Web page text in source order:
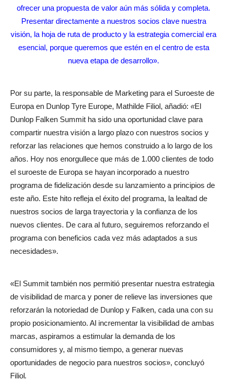
ofrecer una propuesta de valor aún más sólida y completa.
Presentar directamente a nuestros socios clave nuestra
visión, la hoja de ruta de producto y la estrategia comercial era
esencial, porque queremos que estén en el centro de esta
nueva etapa de desarrollo».
Por su parte, la responsable de Marketing para el Suroeste de
Europa en Dunlop Tyre Europe, Mathilde Filiol, añadió: «El
Dunlop Falken Summit ha sido una oportunidad clave para
compartir nuestra visión a largo plazo con nuestros socios y
reforzar las relaciones que hemos construido a lo largo de los
años. Hoy nos enorgullece que más de 1.000 clientes de todo
el suroeste de Europa se hayan incorporado a nuestro
programa de fidelización desde su lanzamiento a principios de
este año. Este hito refleja el éxito del programa, la lealtad de
nuestros socios de larga trayectoria y la confianza de los
nuevos clientes. De cara al futuro, seguiremos reforzando el
programa con beneficios cada vez más adaptados a sus
necesidades».
«El Summit también nos permitió presentar nuestra estrategia
de visibilidad de marca y poner de relieve las inversiones que
reforzarán la notoriedad de Dunlop y Falken, cada una con su
propio posicionamiento. Al incrementar la visibilidad de ambas
marcas, aspiramos a estimular la demanda de los
consumidores y, al mismo tiempo, a generar nuevas
oportunidades de negocio para nuestros socios», concluyó
Filiol.